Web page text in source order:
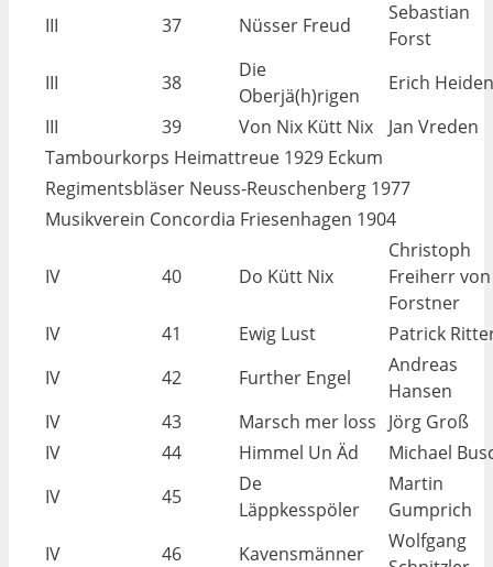
III 37 Nüsser Freud
Sebastian
Forst
III
38
Die
Oberjä(h)rigen
Erich Heiden
III
39 Von Nix Kütt Nix
Jan Vreden
Tambourkorps Heimattreue 1929 Eckum
Regimentsbläser Neuss-Reuschenberg 1977
Musikverein Concordia Friesenhagen 1904
IV 40 Do Kütt Nix
Christoph
Freiherr von
Forstner
IV
41 Ewig Lust
Patrick
IV
42 Further Engel
Andreas
Hansen
IV
43 Marsch mer loss Jörg Groß
IV
44 Himmel Un Äd
Michael
IV
45
De
Läppkesspöler
Martin
Gumprich
IV
46 Kavensmänner
Wolfgang